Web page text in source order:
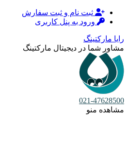
ثبت نام و ثبت سفارش
ورود به پنل کاربری
رایا مارکتینگ
مشاور شما در دیجیتال مارکتینگ
021-47628500
مشاهده منو